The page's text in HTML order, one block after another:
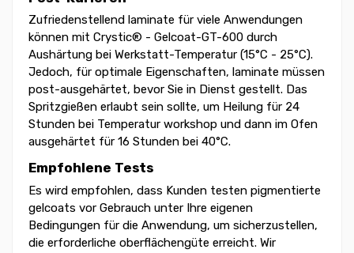
Zufriedenstellend laminate für viele Anwendungen
können mit Crystic® - Gelcoat-GT-600 durch
Aushärtung bei Werkstatt-Temperatur (15°C - 25°C).
Jedoch, für optimale Eigenschaften, laminate müssen
post-ausgehärtet, bevor Sie in Dienst gestellt. Das
Spritzgießen erlaubt sein sollte, um Heilung für 24
Stunden bei Temperatur workshop und dann im Ofen
ausgehärtet für 16 Stunden bei 40°C.
Empfohlene Tests
Es wird empfohlen, dass Kunden testen pigmentierte
gelcoats vor Gebrauch unter Ihre eigenen
Bedingungen für die Anwendung, um sicherzustellen,
die erforderliche oberflächengüte erreicht. Wir